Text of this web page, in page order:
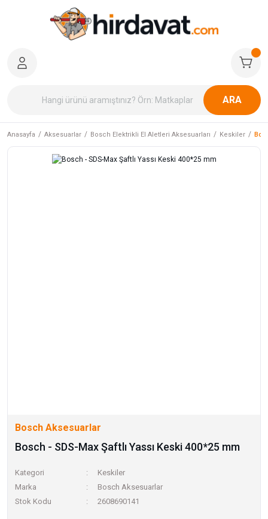
ARA
Anasayfa Aksesuarlar Bosch Elektrikli El Aletleri Aksesuarları Keskiler
Bosch Aksesuarlar
Bosch - SDS-Max Şaftlı Yassı Keski 400*25 mm
Kategori
Keskiler
Marka
Bosch Aksesuarlar
Stok Kodu
2608690141